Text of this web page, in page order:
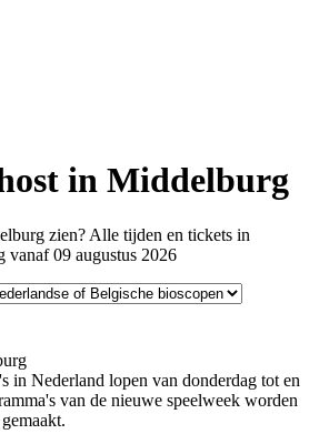
in Middelburg
zien? Alle tijden en tickets in
09 augustus 2026
in Nederland lopen van donderdag tot en
van de nieuwe speelweek worden